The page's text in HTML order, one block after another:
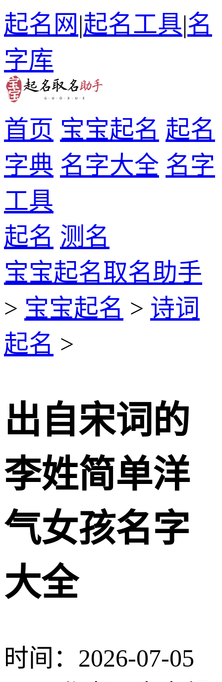
起名网|起名工具|名
字库
首页 宝宝起名 起名
字典 名字大全 名字
工具
起名 测名
宝宝起名取名助手
> 宝宝起名 > 诗词
起名 >
出自宋词的
李姓简单洋
气女孩名字
大全
时间：2026-07-05